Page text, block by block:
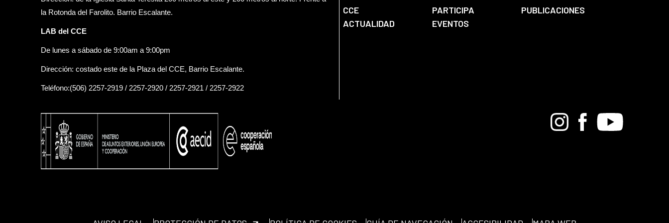
la Rotonda del Farolito. Barrio Escalante.
LAB del CCE
De lunes a sábado de 9:00am a 9:00pm
Dirección: costado este de la Plaza del CCE, Barrio Escalante.
Teléfono:(506) 2257-2919 / 2257-2920 / 2257-2921 / 2257-2922
CCE PARTICIPA
PUBLICACIONES
ACTUALIDAD
EVENTOS
BandcampInstagramFacebook
Youtube